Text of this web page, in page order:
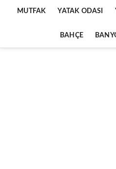
MUTFAK YATAK ODASI
BAHÇE